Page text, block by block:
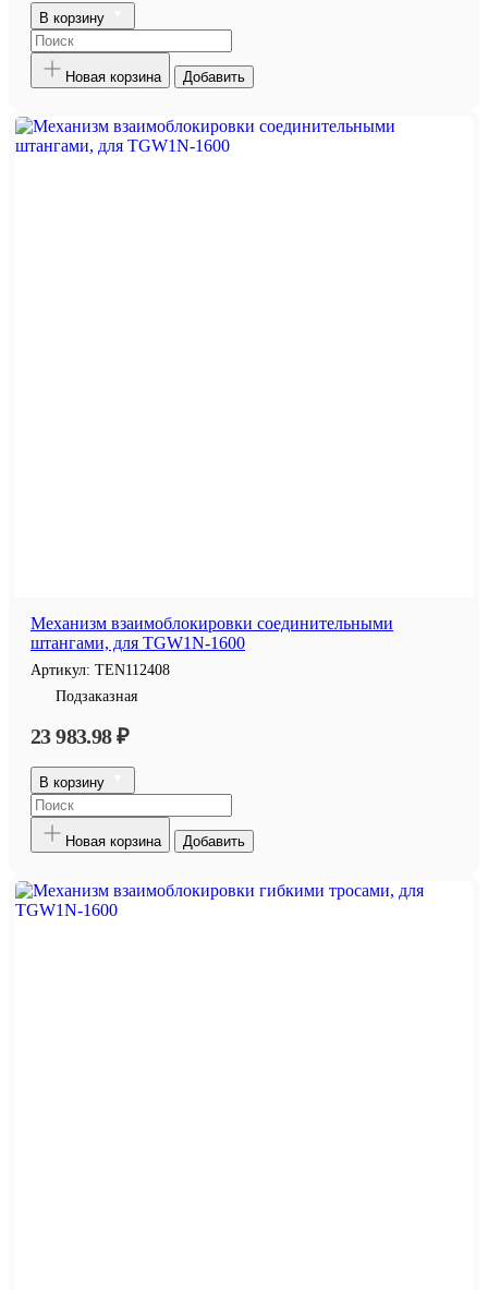
В корзину
Новая корзина Добавить
Механизм взаимоблокировки соединительными
штангами, для TGW1N-1600
Артикул: TEN112408
Подзаказная
23 983.98 ₽
В корзину
Новая корзина Добавить